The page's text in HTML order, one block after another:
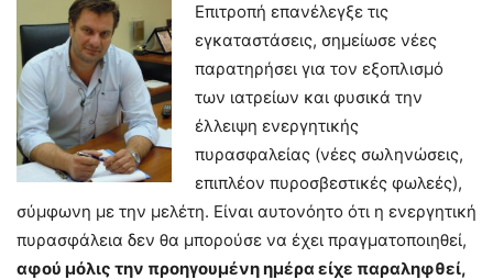
Επιτροπή επανέλεγξε τις
εγκαταστάσεις, σημείωσε νέες
παρατηρήσει για τον εξοπλισμό
των ιατρείων και φυσικά την
έλλειψη ενεργητικής
πυρασφαλείας (νέες σωληνώσεις,
επιπλέον πυροσβεστικές φωλεές),
σύμφωνη με την μελέτη. Είναι αυτονόητο ότι η ενεργητική
πυρασφάλεια δεν θα μπορούσε να έχει πραγματοποιηθεί,
αφού μόλις την προηγουμένη ημέρα είχε παραληφθεί,